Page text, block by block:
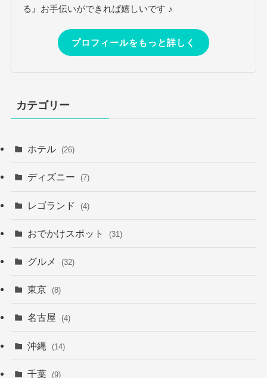
る』お手伝いができれば嬉しいです ♪
プロフィールをもっと詳しく
カテゴリー
ホテル (26)
ディズニー (7)
レゴランド (4)
おでかけスポット (31)
グルメ (32)
東京 (8)
名古屋 (4)
沖縄 (14)
千葉 (9)